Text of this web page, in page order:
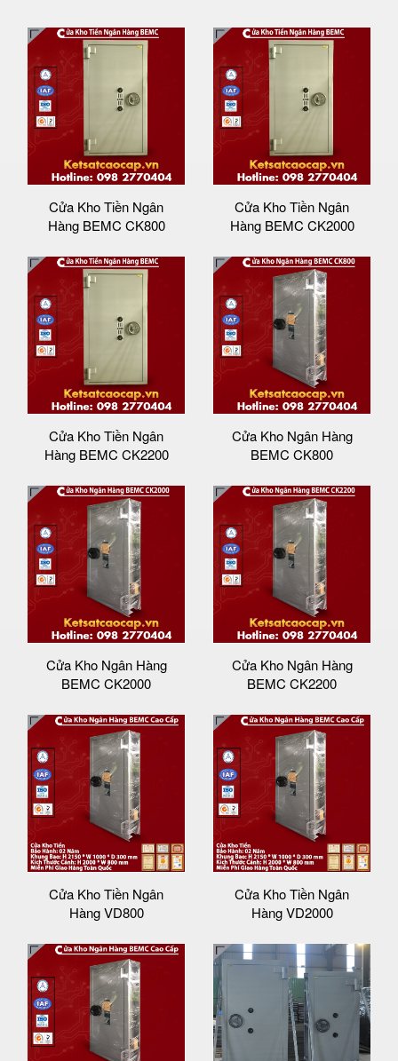
Cửa Kho Tiền Ngân
Hàng BEMC CK800
Cửa Kho Tiền Ngân
Hàng BEMC CK2000
Cửa Kho Tiền Ngân
Hàng BEMC CK2200
Cửa Kho Ngân Hàng
BEMC CK800
Cửa Kho Ngân Hàng
BEMC CK2000
Cửa Kho Ngân Hàng
BEMC CK2200
Cửa Kho Tiền Ngân
Hàng VD800
Cửa Kho Tiền Ngân
Hàng VD2000